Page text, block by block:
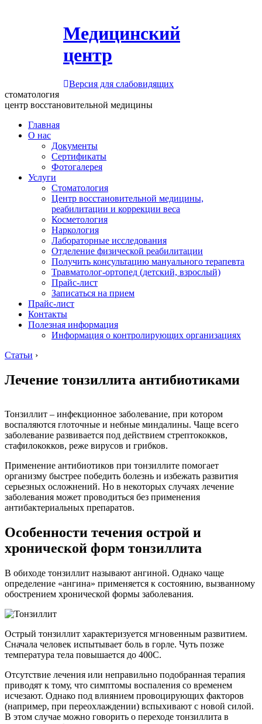
Медицинский
центр
Версия для слабовидящих
стоматология
центр восстановительной медицины
Главная
О нас
Документы
Сертификаты
Фотогалерея
Услуги
Стоматология
Центр восстановительной медицины,
реабилитации и коррекции веса
Косметология
Наркология
Лабораторные исследования
Отделение физической реабилитации
Получить консультацию мануального терапевта
Травматолог-ортопед (детский, взрослый)
Прайс-лист
Записаться на прием
Прайс-лист
Контакты
Полезная информация
Информация о контролирующих организациях
Статьи ›
Лечение тонзиллита антибиотиками
Тонзиллит – инфекционное заболевание, при котором
воспаляются глоточные и небные миндалины. Чаще всего
заболевание развивается под действием стрептококков,
стафилококков, реже вирусов и грибков.
Применение антибиотиков при тонзиллите помогает
организму быстрее победить болезнь и избежать развития
серьезных осложнений. Но в некоторых случаях лечение
заболевания может проводиться без применения
антибактериальных препаратов.
Особенности течения острой и
хронической форм тонзиллита
В обиходе тонзиллит называют ангиной. Однако чаще
определение «ангина» применяется к состоянию, вызванному
обострением хронической формы заболевания.
Острый тонзиллит характеризуется мгновенным развитием.
Сначала человек испытывает боль в горле. Чуть позже
температура тела повышается до 400С.
Отсутствие лечения или неправильно подобранная терапия
приводят к тому, что симптомы воспаления со временем
исчезают. Однако под влиянием провоцирующих факторов
(например, при переохлаждении) вспыхивают с новой силой.
В этом случае можно говорить о переходе тонзиллита в